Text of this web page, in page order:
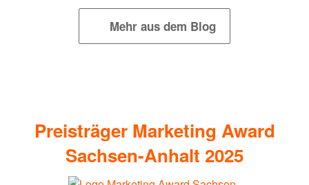
Mehr aus dem Blog
Preisträger Marketing Award
Sachsen-Anhalt 2025